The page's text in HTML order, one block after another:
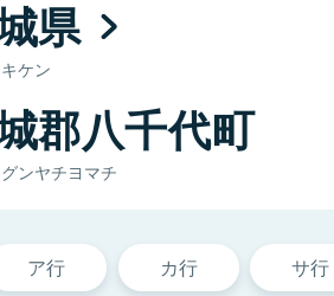
県
ケン
郡八千代町
ンヤチヨマチ
ア行 カ行 サ行